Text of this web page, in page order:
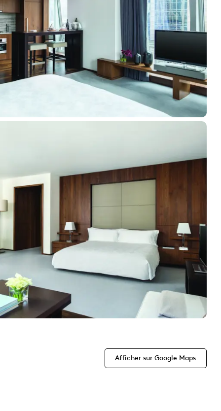
Afficher sur Google Maps